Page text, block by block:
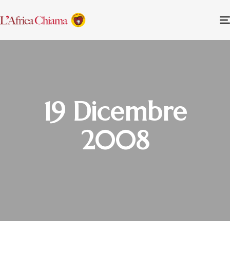
19 Dicembre
2008